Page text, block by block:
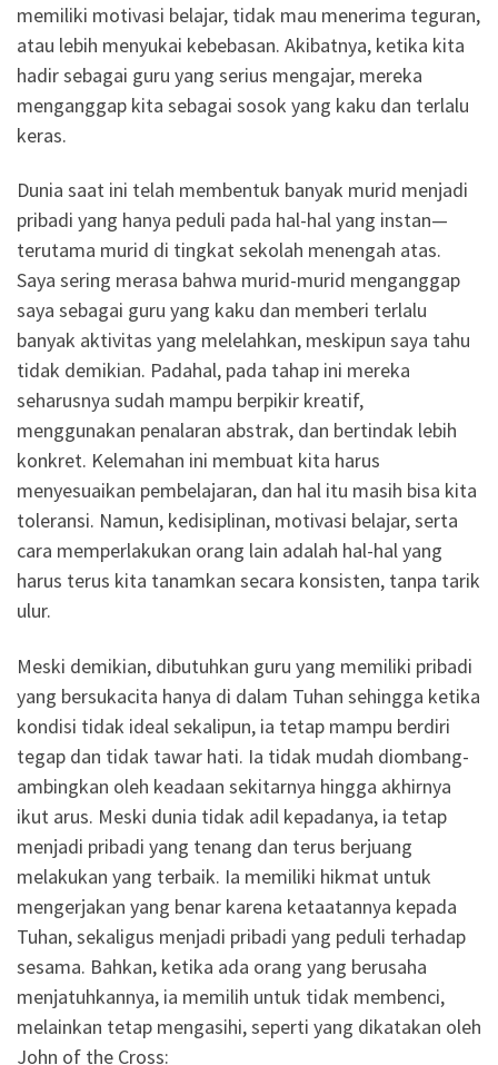
memiliki motivasi belajar, tidak mau menerima teguran,
atau lebih menyukai kebebasan. Akibatnya, ketika kita
hadir sebagai guru yang serius mengajar, mereka
menganggap kita sebagai sosok yang kaku dan terlalu
keras.
Dunia saat ini telah membentuk banyak murid menjadi
pribadi yang hanya peduli pada hal-hal yang instan—
terutama murid di tingkat sekolah menengah atas.
Saya sering merasa bahwa murid-murid menganggap
saya sebagai guru yang kaku dan memberi terlalu
banyak aktivitas yang melelahkan, meskipun saya tahu
tidak demikian. Padahal, pada tahap ini mereka
seharusnya sudah mampu berpikir kreatif,
menggunakan penalaran abstrak, dan bertindak lebih
konkret. Kelemahan ini membuat kita harus
menyesuaikan pembelajaran, dan hal itu masih bisa kita
toleransi. Namun, kedisiplinan, motivasi belajar, serta
cara memperlakukan orang lain adalah hal-hal yang
harus terus kita tanamkan secara konsisten, tanpa tarik
ulur.
Meski demikian, dibutuhkan guru yang memiliki pribadi
yang bersukacita hanya di dalam Tuhan sehingga ketika
kondisi tidak ideal sekalipun, ia tetap mampu berdiri
tegap dan tidak tawar hati. Ia tidak mudah diombang-
ambingkan oleh keadaan sekitarnya hingga akhirnya
ikut arus. Meski dunia tidak adil kepadanya, ia tetap
menjadi pribadi yang tenang dan terus berjuang
melakukan yang terbaik. Ia memiliki hikmat untuk
mengerjakan yang benar karena ketaatannya kepada
Tuhan, sekaligus menjadi pribadi yang peduli terhadap
sesama. Bahkan, ketika ada orang yang berusaha
menjatuhkannya, ia memilih untuk tidak membenci,
melainkan tetap mengasihi, seperti yang dikatakan oleh
John of the Cross: